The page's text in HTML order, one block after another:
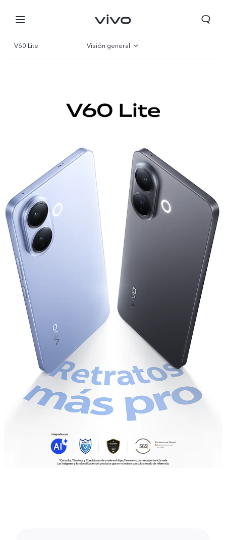
México | Seleccione país/región
V60 Lite Visión general